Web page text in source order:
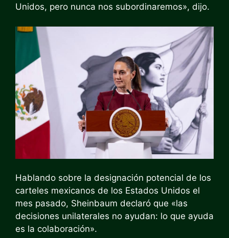
Unidos, pero nunca nos subordinaremos», dijo.
Hablando sobre la designación potencial de los
carteles mexicanos de los Estados Unidos el
mes pasado, Sheinbaum declaró que «las
decisiones unilaterales no ayudan: lo que ayuda
es la colaboración».